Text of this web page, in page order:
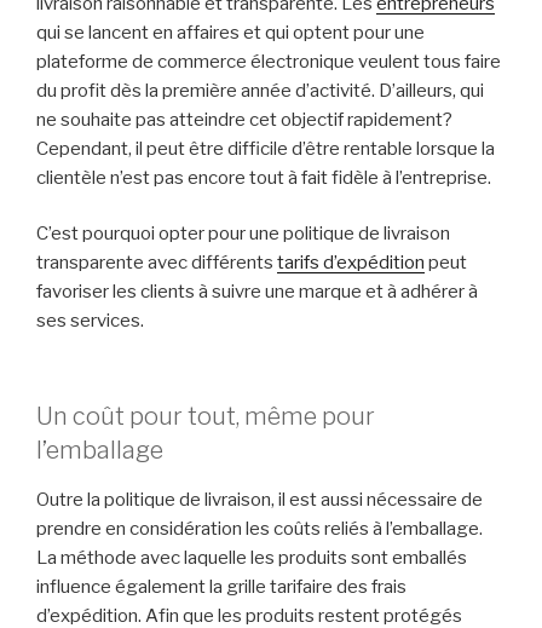
qui se lancent en affaires et qui optent pour une
plateforme de commerce électronique veulent tous faire
du profit dès la première année d’activité. D’ailleurs, qui
ne souhaite pas atteindre cet objectif rapidement?
Cependant, il peut être difficile d’être rentable lorsque la
clientèle n’est pas encore tout à fait fidèle à l’entreprise.
C’est pourquoi opter pour une politique de livraison
transparente avec différents tarifs d’expédition peut
favoriser les clients à suivre une marque et à adhérer à
ses services.
Un coût pour tout, même pour
l’emballage
Outre la politique de livraison, il est aussi nécessaire de
prendre en considération les coûts reliés à l’emballage.
La méthode avec laquelle les produits sont emballés
influence également la grille tarifaire des frais
d’expédition. Afin que les produits restent protégés